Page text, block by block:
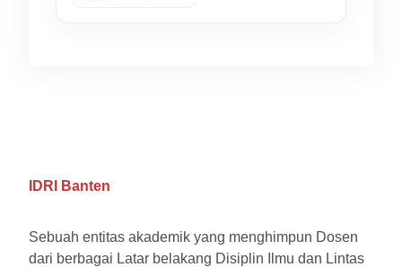
IDRI Banten
Sebuah entitas akademik yang menghimpun Dosen
dari berbagai Latar belakang Disiplin Ilmu dan Lintas